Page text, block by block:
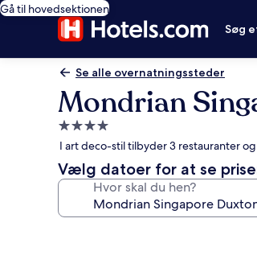
Gå til hovedsektionen
Søg
Se alle overnatningssteder
Mondrian
4.0-
stjernet
overnatningssted
I art deco-stil tilbyder 3 restauranter
Vælg datoer for at se
Hvor skal du hen?